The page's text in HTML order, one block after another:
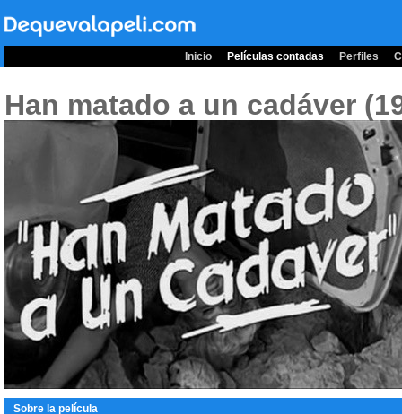
Inicio Películas contadas Perfiles
Han matado a un cadáver
Sobre la película